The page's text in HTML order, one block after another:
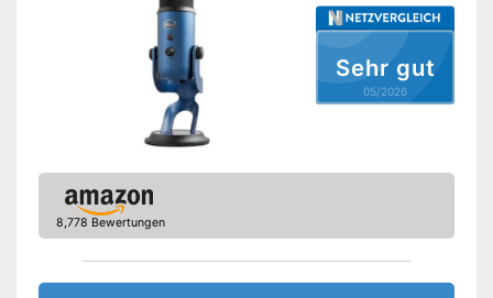
Internetzugang problemlos
Amazon Lieferzeit
sofort verfügbarSehr gut
05/2026
8,778 Bewertungen